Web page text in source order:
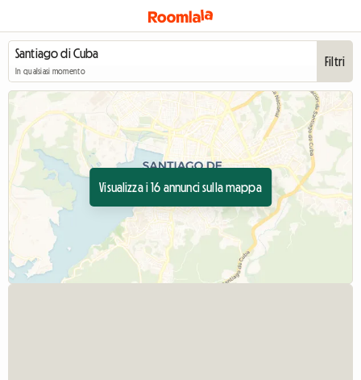
In qualsiasi momento
Filtri
Visualizza i 16 annunci sulla mappa